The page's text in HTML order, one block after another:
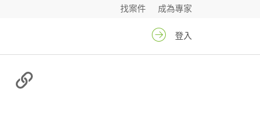
成為專家
找案件
登入